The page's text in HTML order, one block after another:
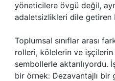
yöneticilere övgü değil,
adaletsizlikleri dile
Toplumsal sınıflar arası
rolleri, kölelerin ve
sembollerle aktarılıyordu.
bir örnek: Dezavantajlı